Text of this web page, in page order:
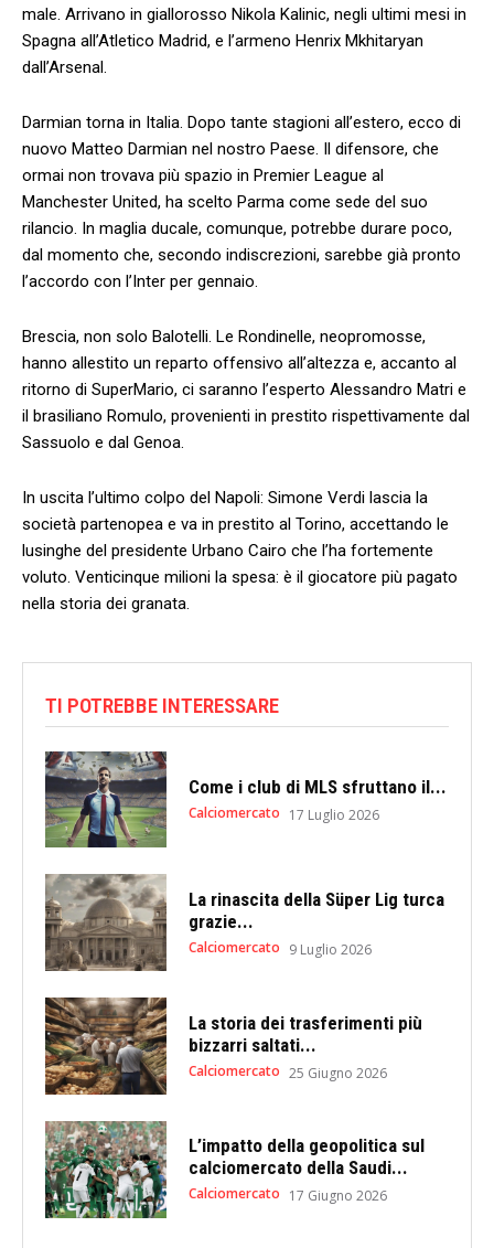
male. Arrivano in giallorosso Nikola Kalinic, negli ultimi mesi in
Spagna all’Atletico Madrid, e l’armeno Henrix Mkhitaryan
dall’Arsenal.
Darmian torna in Italia. Dopo tante stagioni all’estero, ecco di
nuovo Matteo Darmian nel nostro Paese. Il difensore, che
ormai non trovava più spazio in Premier League al
Manchester United, ha scelto Parma come sede del suo
rilancio. In maglia ducale, comunque, potrebbe durare poco,
dal momento che, secondo indiscrezioni, sarebbe già pronto
l’accordo con l’Inter per gennaio.
Brescia, non solo Balotelli. Le Rondinelle, neopromosse,
hanno allestito un reparto offensivo all’altezza e, accanto al
ritorno di SuperMario, ci saranno l’esperto Alessandro Matri e
il brasiliano Romulo, provenienti in prestito rispettivamente dal
Sassuolo e dal Genoa.
In uscita l’ultimo colpo del Napoli: Simone Verdi lascia la
società partenopea e va in prestito al Torino, accettando le
lusinghe del presidente Urbano Cairo che l’ha fortemente
voluto. Venticinque milioni la spesa: è il giocatore più pagato
nella storia dei granata.
TI POTREBBE INTERESSARE
Come i club di MLS sfruttano il...
Calciomercato 17 Luglio 2026
La rinascita della Süper Lig turca
grazie...
Calciomercato 9 Luglio 2026
La storia dei trasferimenti più
bizzarri saltati...
Calciomercato 25 Giugno 2026
L’impatto della geopolitica sul
calciomercato della Saudi...
Calciomercato 17 Giugno 2026